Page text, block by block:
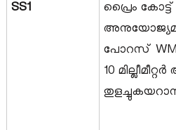
SS1
പ്രൈം
പോറസ്
10